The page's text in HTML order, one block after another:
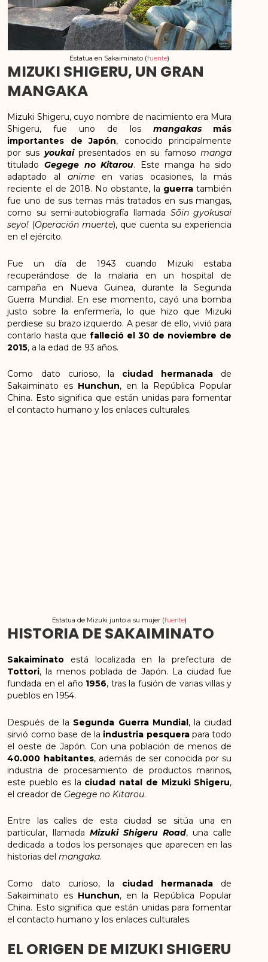
Estatua en Sakaiminato (fuente)
MIZUKI SHIGERU, UN GRAN
MANGAKA
Mizuki Shigeru, cuyo nombre de nacimiento era Mura
Shigeru, fue uno de los mangakasmás
importantes de Japón, conocido principalmente
por sus youkaipresentados en su famosomanga
tituladoGegege no Kitarou. Este manga ha sido
adaptado alanime en varias ocasiones, la más
reciente el de 2018. No obstante, la guerra también
fue uno de sus temas más tratados en sus mangas,
como su semi-autobiografía llamada Sōin gyokusai
seyo! (Operación muerte), que cuenta su experiencia
en el ejército.
Fue un día de 1943 cuando Mizuki estaba
recuperándose de la malaria en un hospital de
campaña en Nueva Guinea, durante la Segunda
Guerra Mundial. En ese momento, cayó una bomba
justo sobre la enfermería, lo que hizo que Mizuki
perdiese su brazo izquierdo. A pesar de ello, vivió para
contarlo hasta que falleció el 30 de noviembre de
2015, a la edad de 93 años.
Como dato curioso, la ciudad hermanada de
Sakaiminato es Hunchun, en la República Popular
China. Esto significa que están unidas para fomentar
el contacto humano y los enlaces culturales.
Estatua de Mizuki junto a su mujer (fuente)
HISTORIA DE SAKAIMINATO
Sakaiminato está localizada en la prefectura de
Tottori, la menos poblada de Japón. La ciudad fue
fundada en el año 1956, tras la fusión de varias villas y
pueblos en 1954.
Después de la Segunda Guerra Mundial, la ciudad
sirvió como base de la industria pesquerapara todo
el oeste de Japón. Con una población de menos de
40.000 habitantes, además de ser conocida por su
industria de procesamiento de productos marinos,
este pueblo es la ciudad natal de Mizuki Shigeru,
el creador de Gegege no Kitarou.
Entre las calles de esta ciudad se sitúa una en
particular, llamada Mizuki Shigeru Road, una calle
dedicada a todos los personajes que aparecen en las
historias delmangaka.
Como dato curioso, la ciudad hermanada de
Sakaiminato es Hunchun, en la República Popular
China. Esto significa que están unidas para fomentar
el contacto humano y los enlaces culturales.
EL ORIGEN DE MIZUKI SHIGERU